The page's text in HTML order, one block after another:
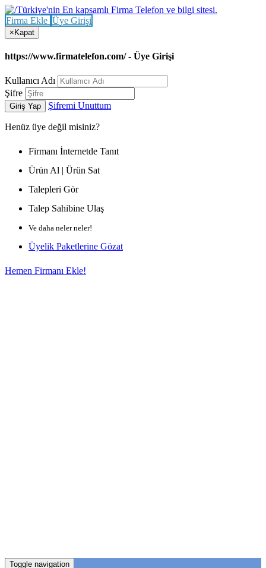
Firma Ekle Üye Girişi
× Kapat
https://www.firmatelefon.com/ - Üye Girişi
Kullanıcı Adı
Şifre
Giriş Yap Şifremi Unuttum
Henüz üye değil misiniz?
Firmanı İnternetde Tanıt
Ürün Al | Ürün Sat
Talepleri Gör
Talep Sahibine Ulaş
Ve daha neler neler!
Üyelik Paketlerine Gözat
Hemen Firmanı Ekle!
Toggle navigation